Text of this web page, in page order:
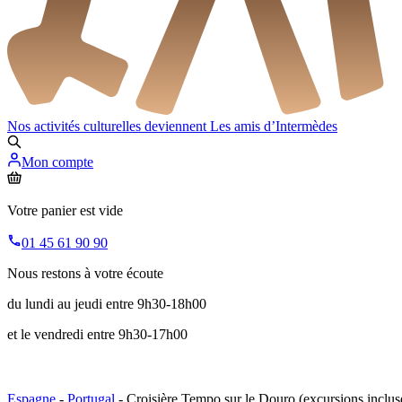
Nos activités culturelles deviennent Les amis d’Intermèdes
Mon compte
Votre panier est vide
01 45 61 90 90
Nous restons à votre écoute
du lundi au jeudi entre 9h30-18h00
et le vendredi entre 9h30-17h00